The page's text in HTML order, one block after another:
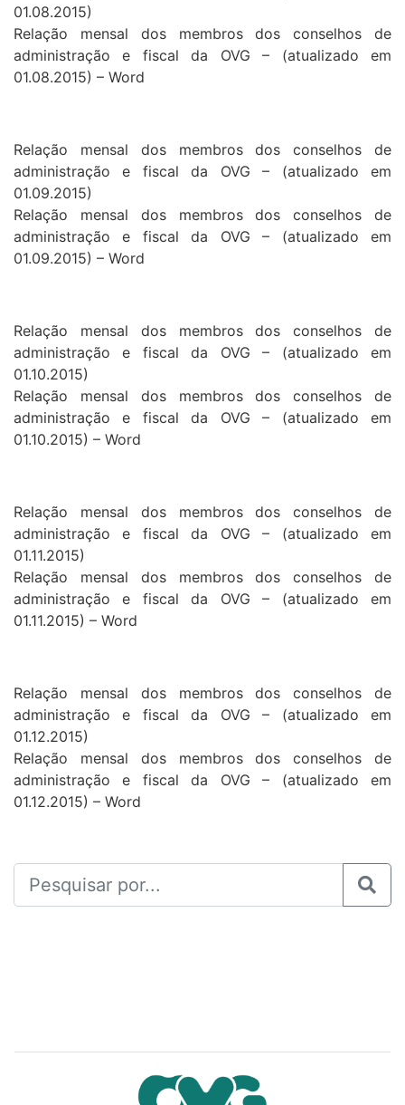
01.08.2015)
Relação mensal dos membros dos conselhos de
administração e fiscal da OVG – (atualizado em
01.08.2015) – Word
Relação mensal dos membros dos conselhos de
administração e fiscal da OVG – (atualizado em
01.09.2015)
Relação mensal dos membros dos conselhos de
administração e fiscal da OVG – (atualizado em
01.09.2015) – Word
Relação mensal dos membros dos conselhos de
administração e fiscal da OVG – (atualizado em
01.10.2015)
Relação mensal dos membros dos conselhos de
administração e fiscal da OVG – (atualizado em
01.10.2015) – Word
Relação mensal dos membros dos conselhos de
administração e fiscal da OVG – (atualizado em
01.11.2015)
Relação mensal dos membros dos conselhos de
administração e fiscal da OVG – (atualizado em
01.11.2015) – Word
Relação mensal dos membros dos conselhos de
administração e fiscal da OVG – (atualizado em
01.12.2015)
Relação mensal dos membros dos conselhos de
administração e fiscal da OVG – (atualizado em
01.12.2015) – Word